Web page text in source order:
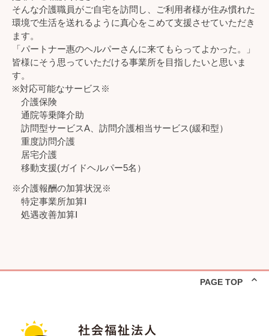
そんな介護職員がご自宅を訪問し、ご利用者様が住み慣れた
環境で生活を送れるように真心をこめて支援させていただき
ます。
「パートナー惠のヘルパーさんに来てもらってよかった。」
皆様にそう思っていただける事業所を目指したいと思いま
す。
※対応可能なサービス※
介護保険
通院等乗降介助
訪問型サービスA、訪問介護相当サービス(緩和型）
重度訪問介護
居宅介護
移動支援(ガイドヘルパー5名）
※介護報酬の加算状況※
特定事業所加算Ⅰ
処遇改善加算Ⅰ
PAGE TOP